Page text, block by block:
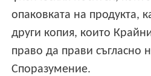
опаковката на продукта,
други копия, които
право да прави съгласно
Споразумение.